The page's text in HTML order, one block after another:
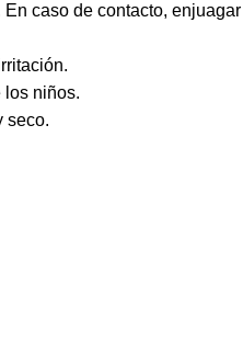
caso de contacto,
los niños.
seco.